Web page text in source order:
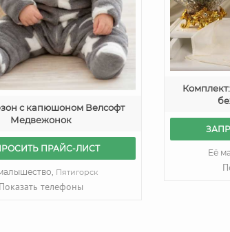
с капюшоном Велсофт
Медвежонок
ПРАЙС-ЛИСТ
Пятигорск
Показать телефоны
Её